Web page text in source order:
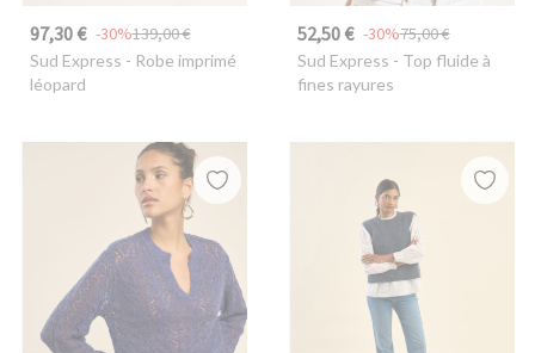
97,30 € 139,00 €
-30%
Sud Express - Robe imprimé
léopard
52,50 € 75,00 €
-30%
Sud Express - Top fluide à
fines rayures